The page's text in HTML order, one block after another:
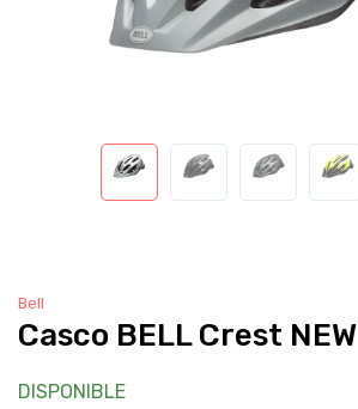
Bell
Casco BELL Crest NEW
DISPONIBLE